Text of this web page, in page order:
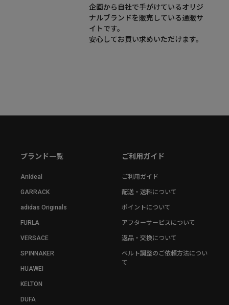
企画から自社で手がけているオリジ
ナルブランドを販売している通販サ
イトです。
安心してお買い求めいただけます。
ブランド一覧
Anideal
GARRACK
adidas Originals
FURLA
VERSACE
SPINNAKER
HUAWEI
KELTON
DUFA
ご利用ガイド
ご利用ガイド
配送・送料について
ポイントについて
アフターサービスについて
返品・交換について
ベルト調整のご依頼方法につい
て